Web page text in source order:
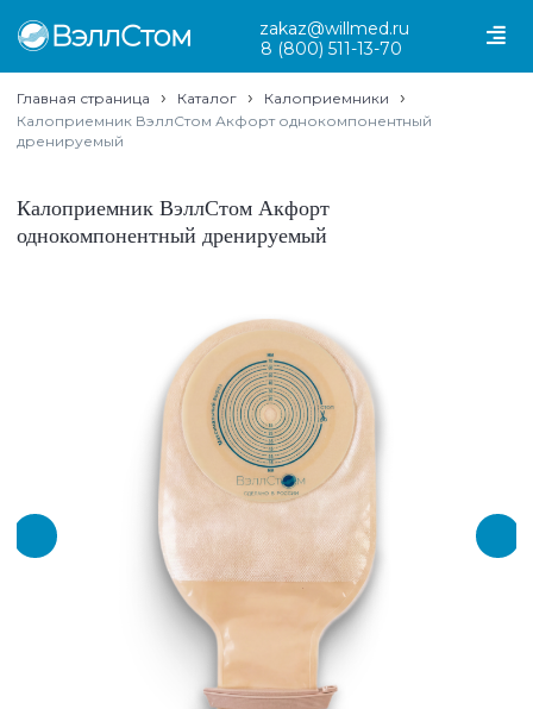
zakaz@willmed.ru
8 (800) 511-13-70
Главная страница › Каталог › Калоприемники ›
Калоприемник ВэллСтом Акфорт однокомпонентный
дренируемый
Калоприемник ВэллСтом Акфорт
однокомпонентный дренируемый